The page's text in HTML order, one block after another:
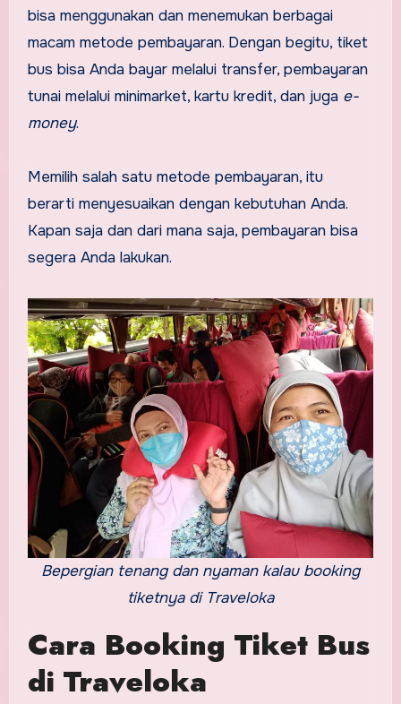
bisa menggunakan dan menemukan berbagai
macam metode pembayaran. Dengan begitu, tiket
bus bisa Anda bayar melalui transfer, pembayaran
tunai melalui minimarket, kartu kredit, dan juga e-
money.
Memilih salah satu metode pembayaran, itu
berarti menyesuaikan dengan kebutuhan Anda.
Kapan saja dan dari mana saja, pembayaran bisa
segera Anda lakukan.
Bepergian tenang dan nyaman kalau booking
tiketnya di Traveloka
Cara Booking Tiket Bus
di Traveloka